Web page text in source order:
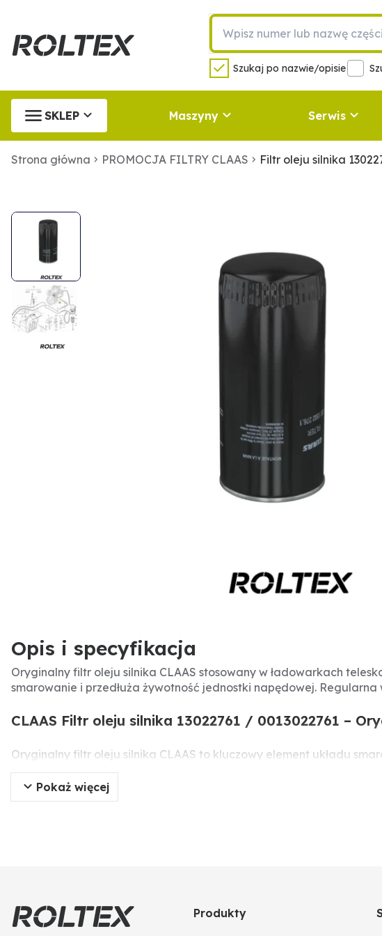
Szukaj po nazwie/opisie
SKLEP Maszyny Serwis
Strona główna PROMOCJA FILTRY CLAAS Filtr oleju silnika
Opis i specyfikacja
Oryginalny filtr oleju silnika CLAAS stosowany w ładowarkach
smarowanie i przedłuża żywotność jednostki napędowej.
CLAAS Filtr oleju silnika 13022761 / 0013022761 –
Oryginalny filtr oleju silnika CLAAS to kluczowy element układu
teleskopowych Scorpion, zapewnia optymalną ochronę silnika
pracę maszyny.
Rodzaj:Oryginalna część
Pokaż więcej
Produkty